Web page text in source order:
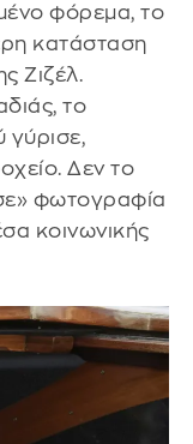
φόρεμα, το
κατάσταση
Ζιζέλ.
το
γύρισε,
Δεν το
φωτογραφία
κοινωνικής